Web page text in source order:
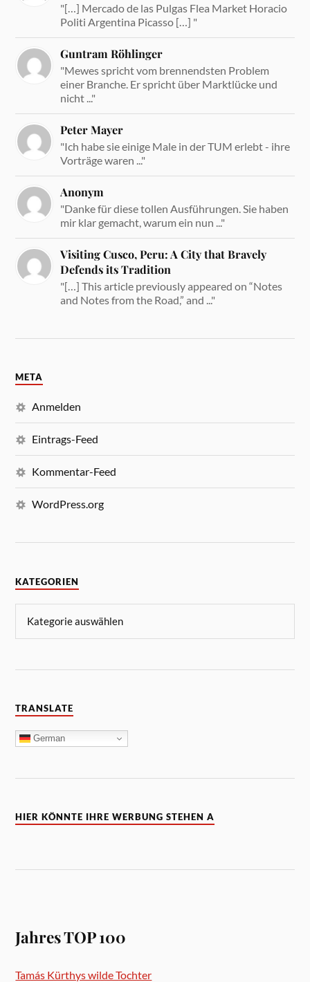
"[…] Mercado de las Pulgas Flea Market Horacio
Politi Argentina Picasso […] "
Guntram Röhlinger
"Mewes spricht vom brennendsten Problem
einer Branche. Er spricht über Marktlücke und
nicht ..."
Peter Mayer
"Ich habe sie einige Male in der TUM erlebt - ihre
Vorträge waren ..."
Anonym
"Danke für diese tollen Ausführungen. Sie haben
mir klar gemacht, warum ein nun ..."
Visiting Cusco, Peru: A City that Bravely
Defends its Tradition
"[…] This article previously appeared on “Notes
and Notes from the Road,” and ..."
META
Anmelden
Eintrags-Feed
Kommentar-Feed
WordPress.org
KATEGORIEN
TRANSLATE
German
HIER KÖNNTE IHRE WERBUNG STEHEN A
Jahres TOP 100
Tamás Kürthys wilde Tochter